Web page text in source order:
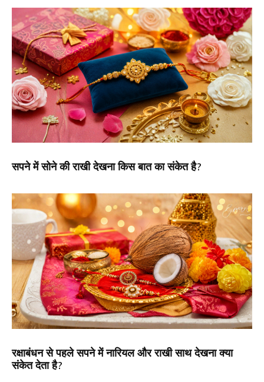
सपने में सोने की राखी देखना किस बात का संकेत है?
रक्षाबंधन से पहले सपने में नारियल और राखी साथ देखना क्या
संकेत देता है?